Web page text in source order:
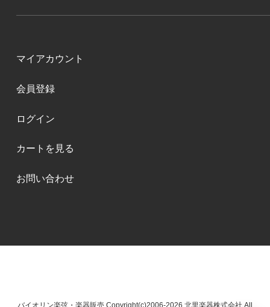
マイアカウント
会員登録
ログイン
カートを見る
お問い合わせ